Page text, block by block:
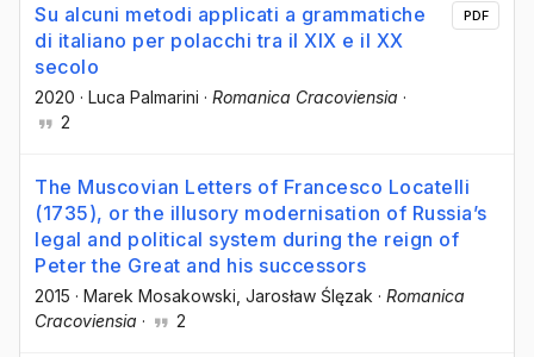
Su alcuni metodi applicati a grammatiche
di italiano per polacchi tra il XIX e il XX
secolo
2020 · Luca Palmarini · Romanica Cracoviensia ·
2
PDF
The Muscovian Letters of Francesco Locatelli
(1735), or the illusory modernisation of Russia’s
legal and political system during the reign of
Peter the Great and his successors
2015 · Marek Mosakowski , Jarosław Ślęzak · Romanica
Cracoviensia · 2